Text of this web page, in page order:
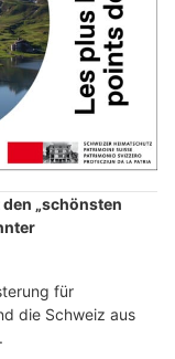
„schönsten
für
die Schweiz aus